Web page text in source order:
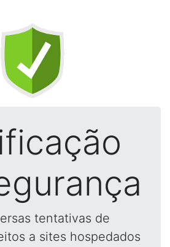
tentativas de
a sites hospedados